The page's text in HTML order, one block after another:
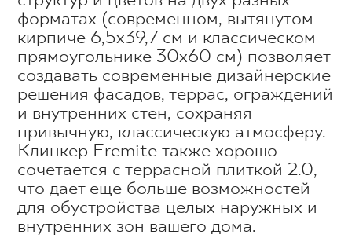
форматах (современном, вытянутом
кирпиче 6,5x39,7 см и классическом
прямоугольнике 30х60 см) позволяет
создавать современные дизайнерские
решения фасадов, террас, ограждений
и внутренних стен, сохраняя
привычную, классическую атмосферу.
Клинкер Eremite также хорошо
сочетается с террасной плиткой 2.0,
что дает еще больше возможностей
для обустройства целых наружных и
внутренних зон вашего дома.